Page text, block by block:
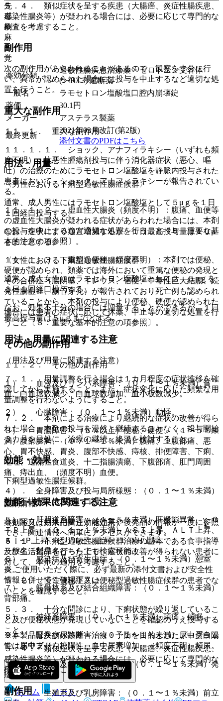
５．４． 類似症状を呈する疾患（大腸癌、炎症性腸疾患、
感染性腸炎等）が疑われる場合には、必要に応じて専門的な
検査を考慮すること。
副作用
次の副作用があらわれることがあるので、観察を十分に行
い、異常が認められた場合には投与を中止するなど適切な処
置を行うこと。
重大な副作用
１１．１． 重大な副作用
１１．１．１． ショック、アナフィラキシー（いずれも頻
度不明）：抗悪性腫瘍剤投与に伴う消化器症状（悪心、嘔
吐）の治療のためにラモセトロン塩酸塩を静脈内投与された
患者において、ショック、アナフィラキシーが報告されてい
る。
１１．１．２． 虚血性大腸炎（頻度不明）：腹痛、血便等
の虚血性大腸炎が疑われる症状があらわれた場合には、本剤
の投与を中止するなど適切な処置を行うこと〔８．重要な基
本的注意の項参照〕。
１１．１．３． 重篤な便秘（頻度不明）：本剤では便秘、
硬便が認められ、類薬では海外において重篤な便秘の発現と
その合併症（腸閉塞、イレウス、宿便、中毒性巨大結腸、続
発性腸虚血、腸管穿孔）が報告されており死亡例も認められ
ていることから、本剤の投与により便秘、硬便が認められた
場合には患者の症状に応じて休薬、中止等の適切な処置を行
うこと〔８．重要な基本的注意の項参照〕。
その他の副作用
１１．２． その他の副作用
１）． 血液及びリンパ系障害：（０．１〜１％未満）貧
血、白血球数減少、白血球数増加、血小板数減少。
２）． 心臓障害：（０．１〜１％未満）動悸。
３）． 胃腸障害：（５％以上）便秘、硬便、（１〜５％未
満）腹部膨満、（０．１〜１％未満）腹痛、上腹部痛、悪
心、胃不快感、胃炎、腹部不快感、痔核、排便障害、下痢、
嘔吐、逆流性食道炎、十二指腸潰瘍、下腹部痛、肛門周囲
痛、痔出血、（頻度不明）血便。
４）． 全身障害及び投与局所様態：（０．１〜１％未満）
胸部不快感、倦怠感、口渇。
５）． 肝胆道系障害：（１〜５％未満）肝機能異常、γ−Ｇ
ＴＰ上昇、（０．１〜１％未満）ＡＳＴ上昇、ＡＬＴ上昇、
Ａｌ−Ｐ上昇、ビリルビン上昇、ＬＤＨ上昇。
６）． 感染症及び寄生虫症：（０．１〜１％未満）憩室
炎。
７）． 筋骨格系及び結合組織障害：（０．１〜１％未満）
背部痛。
８）． 神経系障害：（０．１〜１％未満）頭痛、傾眠。
９）． 腎及び尿路障害：（０．１〜１％未満）尿中蛋白陽
性、尿中ブドウ糖陽性、血中尿素増加、（頻度不明）頻尿。
１０）． 皮膚及び皮下組織障害：（０．１〜１％未満）発
疹、蕁麻疹。
１１）． 生殖系及び乳房障害：（０．１〜１％未満）前立
先
毒
劇
麻
向
覚
薬効分類
過敏性腸疾患治療薬 > セロトニン受容体
(5−HT3) 遮断薬
一般名
ラモセトロン塩酸塩口腔内崩壊錠
薬価
30.1 円
メーカー
アステラス製薬
最終更新
2021年03月改訂(第2版)
添付文書のPDFはこちら
用法・用量
〈男性における下痢型過敏性腸症候群〉
通常、成人男性にはラモセトロン塩酸塩として５μｇを１日
１回経口投与する。
なお、症状により適宜増減するが、１日最高投与量は１０μ
ｇまでとする。
〈女性における下痢型過敏性腸症候群〉
通常、成人女性にはラモセトロン塩酸塩として２．５μｇを
１日１回経口投与する。
なお、効果不十分の場合には増量することができるが、１日
最高投与量は５μｇまでとする。
用法・用量に関連する注意
（用法及び用量に関連する注意）
７．１． 用量調整を行う場合は１カ月程度の症状推移を確
認してから実施すること。また、症状変化に応じた頻繁な用
量調整を行わないようにすること。
７．２． 本剤による治療により継続的な症状の改善が得ら
れた場合、本剤の投与を漫然と継続することなく、投与開始
３カ月を目処に、治療の継続、終了を検討すること。
効能・効果
下痢型過敏性腸症候群。
効能・効果に関連する注意
（効能又は効果に関連する注意）
５．１． 下痢型過敏性腸症候群治療の基本である食事指導
及び生活指導を行った上で、症状の改善が得られない患者に
対して、本剤の適用を考慮すること。
５．２． 慢性便秘症又は便秘型過敏性腸症候群の患者でな
いことを確認すること。
５．３． 十分な問診により、下痢状態が繰り返しているこ
と及び便秘状態が発現していないことを確認のうえ投与する
こと。
５．４． 類似症状を呈する疾患（大腸癌、炎症性腸疾患、
感染性腸炎等）が疑われる場合には、必要に応じて専門的な
検査を考慮すること。
副作用
薬剤情報
薬剤写真、用法用量、効能効果や後発品の情報が一度に参照
でき、関連情報へ簡単にアクセスができます。
一般名、製品名どちらでも検索可能！
※ ご使用いただく際に、必ず最新の添付文書および安全性
情報も併せてご確認下さい。
※本製品は疾病の診断・治療・予防を目的としたプログラム
ではありません。
ホーム
ノート